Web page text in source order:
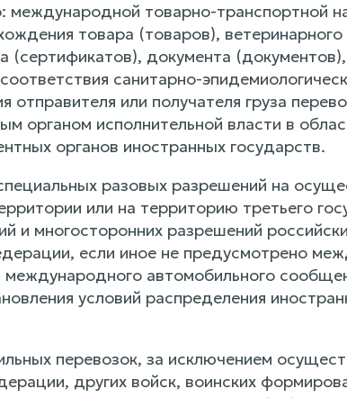
международной товарно-транспортной
товара (товаров),
(сертификатов), документа
санитарно-
или получателя груза
органом исполнительной власти в
органов иностранных государств.
разовых разрешений на
или на территорию третьего
и многосторонних разрешений
если иное не предусмотрено
автомобильного
условий распределения
перевозок, за исключением
других войск, воинских